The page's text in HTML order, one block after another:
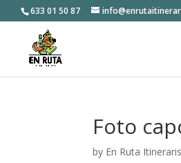
633 01 50 87
Foto
by En Ruta Itineraris